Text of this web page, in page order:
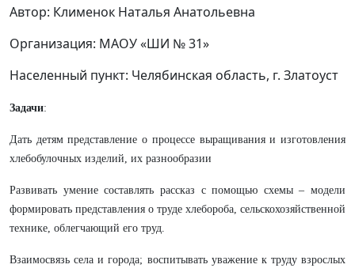
Автор: Клименок Наталья Анатольевна
Организация: МАОУ «ШИ № 31»
Населенный пункт: Челябинская область, г. Златоуст
Задачи:
Дать детям представление о процессе выращивания и изготовления
хлебобулочных изделий, их разнообразии
Развивать умение составлять рассказ с помощью схемы – модели
формировать представления о труде хлебороба, сельскохозяйственной
технике, облегчающий его труд.
Взаимосвязь села и города; воспитывать уважение к труду взрослых